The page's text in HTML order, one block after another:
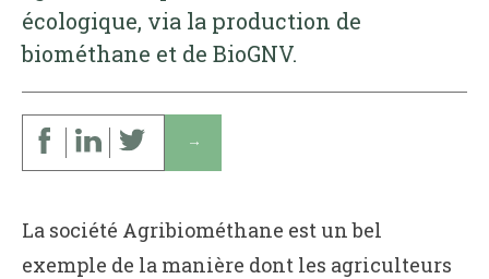
écologique, via la production de
biométhane et de BioGNV.
↓
La société Agribiométhane est un bel
exemple de la manière dont les agriculteurs